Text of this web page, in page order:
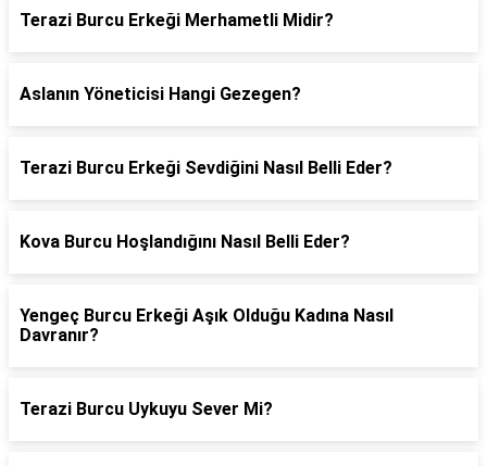
Terazi Burcu Erkeği Merhametli Midir?
Aslanın Yöneticisi Hangi Gezegen?
Terazi Burcu Erkeği Sevdiğini Nasıl Belli Eder?
Kova Burcu Hoşlandığını Nasıl Belli Eder?
Yengeç Burcu Erkeği Aşık Olduğu Kadına Nasıl
Davranır?
Terazi Burcu Uykuyu Sever Mi?